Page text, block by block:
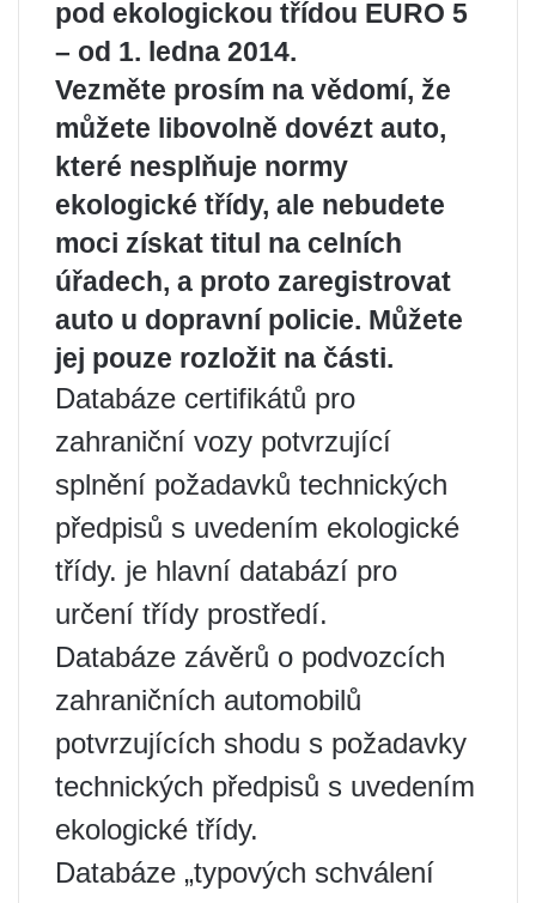
pod ekologickou třídou EURO 5
– od 1. ledna 2014.
Vezměte prosím na vědomí, že
můžete libovolně dovézt auto,
které nesplňuje normy
ekologické třídy, ale nebudete
moci získat titul na celních
úřadech, a proto zaregistrovat
auto u dopravní policie. Můžete
jej pouze rozložit na části.
Databáze certifikátů pro
zahraniční vozy potvrzující
splnění požadavků technických
předpisů s uvedením ekologické
třídy. je hlavní databází pro
určení třídy prostředí.
Databáze závěrů o podvozcích
zahraničních automobilů
potvrzujících shodu s požadavky
technických předpisů s uvedením
ekologické třídy.
Databáze „typových schválení